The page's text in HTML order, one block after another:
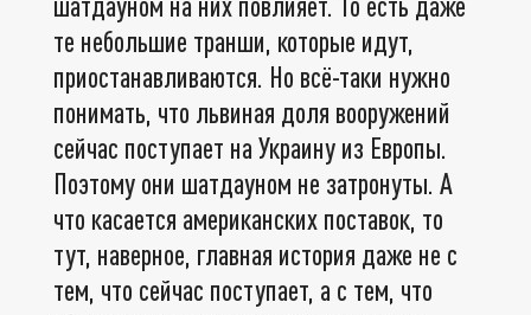
те небольшие транши, которые идут,
приостанавливаются. Но всё-таки нужно
понимать, что львиная доля вооружений
сейчас поступает на Украину из Европы.
Поэтому они шатдауном не затронуты. А
что касается американских поставок, то
тут, наверное, главная история даже не с
тем, что сейчас поступает, а с тем, что